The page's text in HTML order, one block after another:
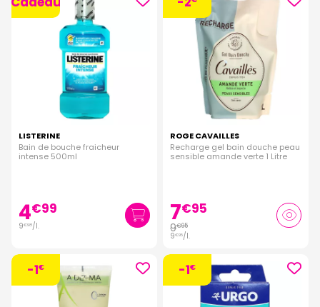
LISTERINE
Bain de bouche fraicheur
intense 500ml
4€99
9€98/l.
ROGE CAVAILLES
Recharge gel bain douche peau
sensible amande verte 1 Litre
7€95
9€95
9€95/l.
-1€ -1€